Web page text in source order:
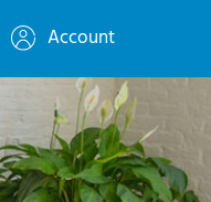
Account